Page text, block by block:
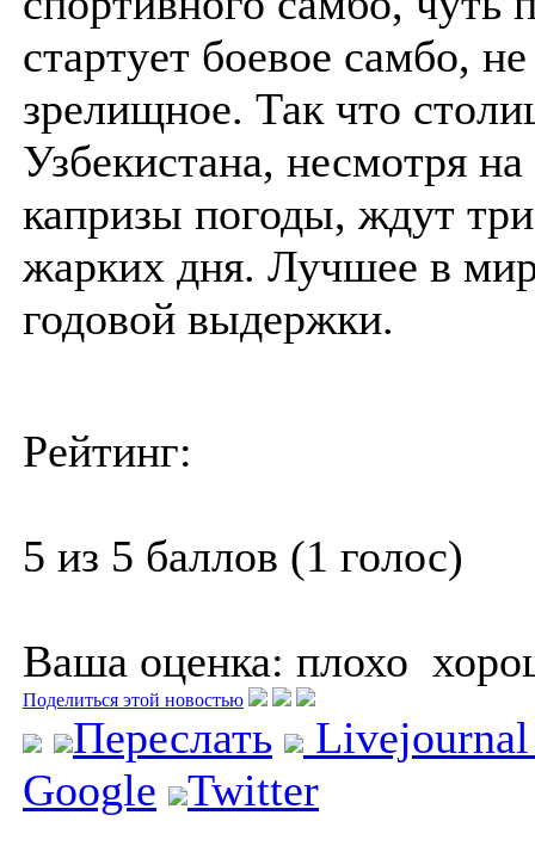
стартует боевое самбо,
зрелищное. Так что
Узбекистана, несмотря
капризы погоды, ждут
жарких дня. Лучшее в
годовой выдержки.
Рейтинг:
5 из 5 баллов (1 голос)
Ваша оценка: плохо
Поделиться этой новостью
Переслать
Google
Twitter